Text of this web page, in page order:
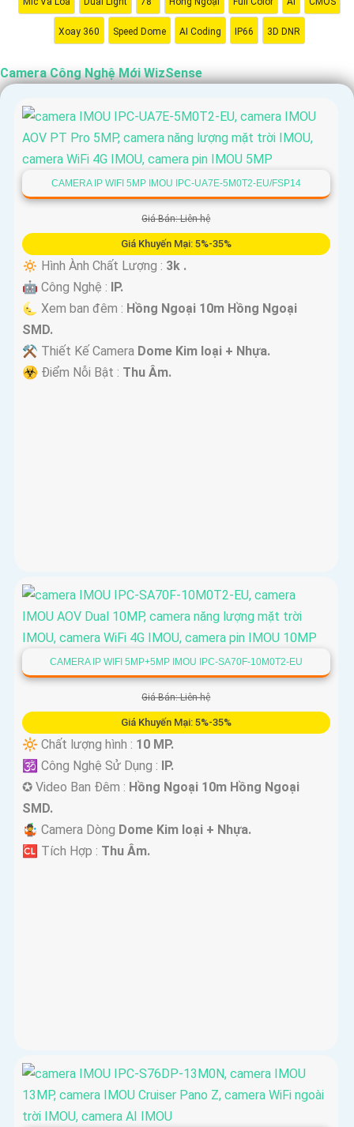
Xoay 360 Speed Dome AI Coding IP66 3D DNR
Camera Công Nghệ Mới WizSense
CAMERA IP WIFI 5MP IMOU IPC-UA7E-5M0T2-EU/FSP14
Giá Bán: Liên hệ
Giá Khuyến Mại: 5%-35%
🔅 Hình Ành Chất Lượng : 3k .
🤖️ Công Nghệ : IP.
🌜 Xem ban đêm : Hồng Ngoại 10m Hồng Ngoại
SMD.
⚒ Thiết Kế Camera Dome Kim loại + Nhựa.
️☣️ Điểm Nỗi Bật : Thu Âm.
CAMERA IP WIFI 5MP+5MP IMOU IPC-SA70F-10M0T2-EU
Giá Bán: Liên hệ
Giá Khuyến Mại: 5%-35%
🔆 Chất lượng hình : 10 MP.
🕉️ Công Nghệ Sử Dụng : IP.
✪ Video Ban Đêm : Hồng Ngoại 10m Hồng Ngoại
SMD.
🤹 Camera Dòng Dome Kim loại + Nhựa.
️🆑 Tích Hợp : Thu Âm.